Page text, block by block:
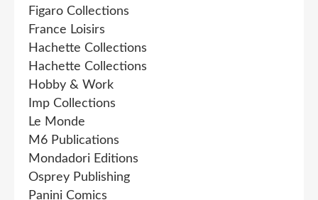
Figaro Collections
France Loisirs
Hachette Collections
Hachette Collections
Hobby & Work
Imp Collections
Le Monde
M6 Publications
Mondadori Editions
Osprey Publishing
Panini Comics